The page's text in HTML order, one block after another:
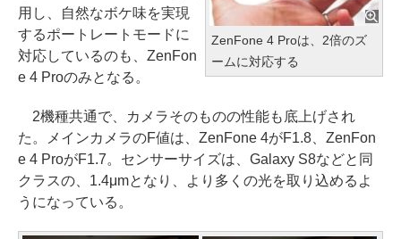
ZenFone 4 Proは、2倍のズ
ームに対応する
用し、自然なボケ味を実現
するポートレートモードに
対応しているのも、ZenFon
e 4 Proのみとなる。
2機種共通で、カメラそのものの性能も底上げされ
た。メインカメラのF値は、ZenFone 4がF1.8、ZenFon
e 4 ProがF1.7。センサーサイズは、Galaxy S8などと同
クラスの、1.4μmとなり、より多くの光を取り込めるよ
うになっている。